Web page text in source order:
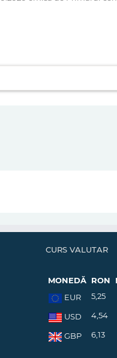
CURS VALUTAR
MONEDĂ RON
EUR
5,25
USD 4,54
GBP 6,13